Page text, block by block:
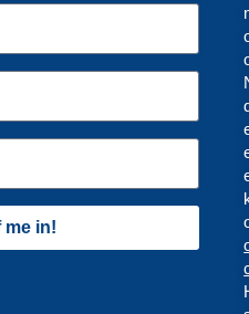
me in!